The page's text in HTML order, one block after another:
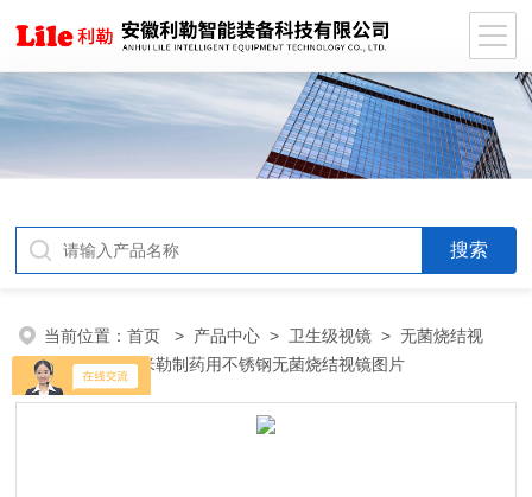
当前位置：首页 > 产品中心 > 卫生级视镜 >无菌烧结视
镜
> 卫生级米勒制药用不锈钢无菌烧结视镜图片